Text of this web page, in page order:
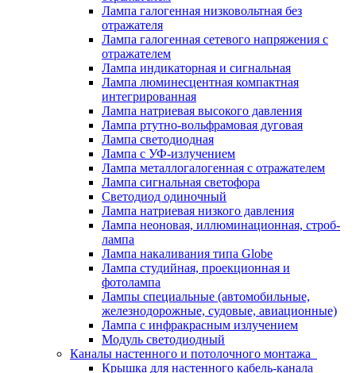
Лампа галогенная низковольтная без
отражателя
Лампа галогенная сетевого напряжения с
отражателем
Лампа индикаторная и сигнальная
Лампа люминесцентная компактная
интегрированная
Лампа натриевая высокого давления
Лампа ртутно-вольфрамовая дуговая
Лампа светодиодная
Лампа с УФ-излучением
Лампа металлогалогенная с отражателем
Лампа сигнальная светофора
Светодиод одиночный
Лампа натриевая низкого давления
Лампа неоновая, иллюминационная, строб-
лампа
Лампа накаливания типа Globe
Лампа студийная, проекционная и
фотолампа
Лампы специальные (автомобильные,
железнодорожные, судовые, авиационные)
Лампа с инфракрасным излучением
Модуль светодиодный
Каналы настенного и потолочного монтажа
Крышка для настенного кабель-канала